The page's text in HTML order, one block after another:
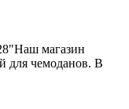
магазин
для чемоданов. В